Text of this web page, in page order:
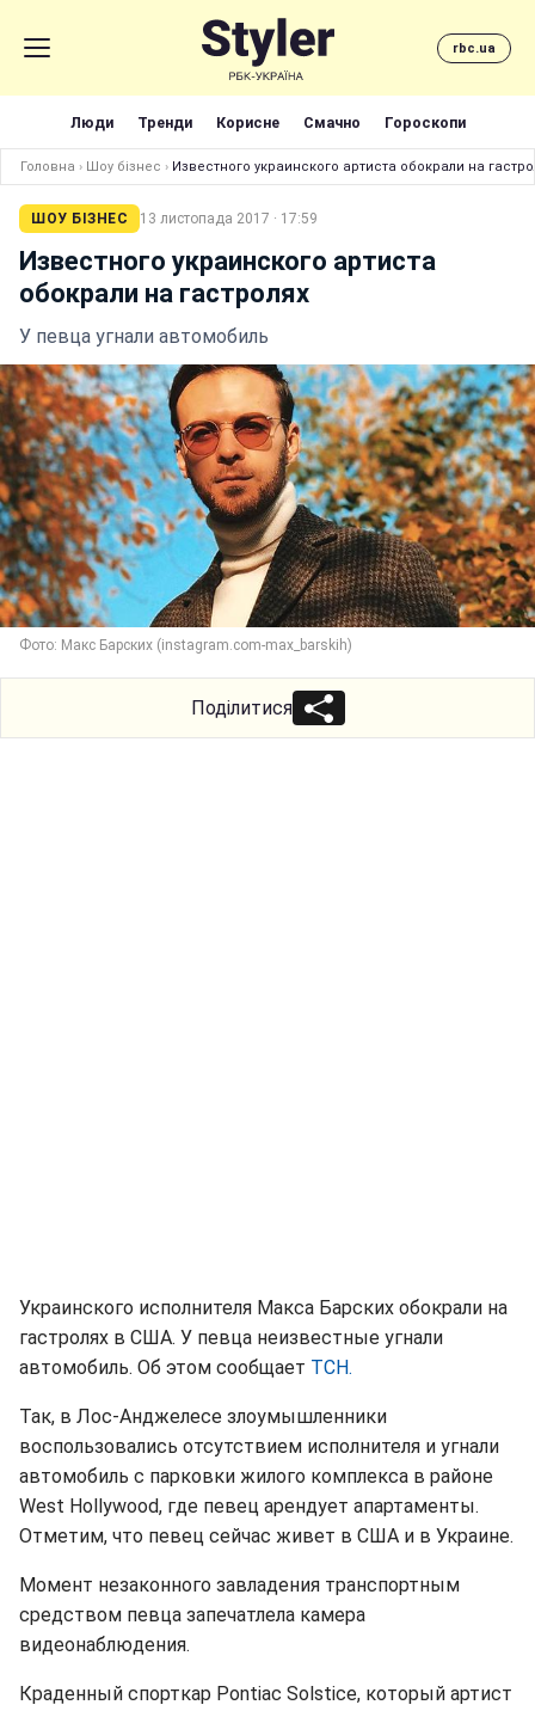
rbc.ua
Люди Тренди Корисне Смачно Гороскопи
Головна › Шоу бізнес › Известного украинского артиста обокрали на
ШОУ БІЗНЕС 13 листопада 2017 · 17:59
Известного украинского артиста
обокрали на гастролях
У певца угнали автомобиль
Фото: Макс Барских (instagram.com-max_barskih)
Поділитися
Украинского исполнителя Макса Барских обокрали на
гастролях в США. У певца неизвестные угнали
автомобиль. Об этом сообщает ТСН.
Так, в Лос-Анджелесе злоумышленники
воспользовались отсутствием исполнителя и угнали
автомобиль с парковки жилого комплекса в районе
West Hollywood, где певец арендует апартаменты.
Отметим, что певец сейчас живет в США и в Украине.
Момент незаконного завладения транспортным
средством певца запечатлела камера
видеонаблюдения.
Краденный спорткар Pontiac Solstice, который артист